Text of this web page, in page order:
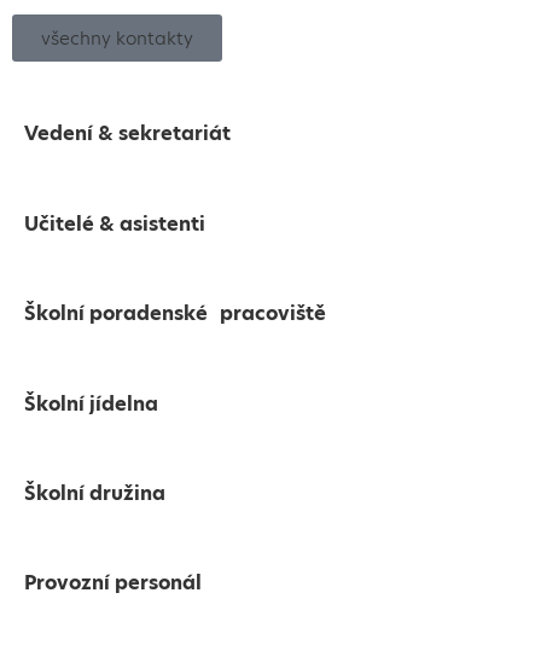
všechny kontakty
Vedení & sekretariát
Učitelé & asistenti
Školní poradenské pracoviště
Školní jídelna
Školní družina
Provozní personál